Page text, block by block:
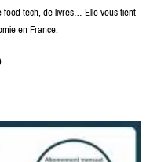
tech, de livres… Elle vous tient
en France.